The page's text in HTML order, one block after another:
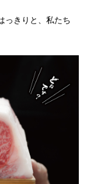
っきりと、私たち